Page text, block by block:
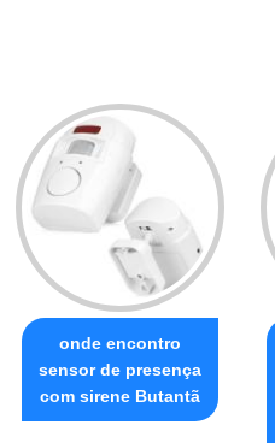
onde encontro
sensor de presença
com sirene Butantã